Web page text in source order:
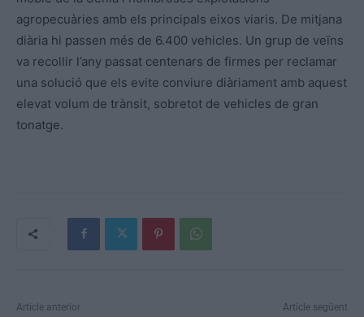
agropecuàries amb els principals eixos viaris. De mitjana
diària hi passen més de 6.400 vehicles. Un grup de veïns
va recollir l’any passat centenars de firmes per reclamar
una solució que els evite conviure diàriament amb aquest
elevat volum de trànsit, sobretot de vehicles de gran
tonatge.
Article anterior Article següent